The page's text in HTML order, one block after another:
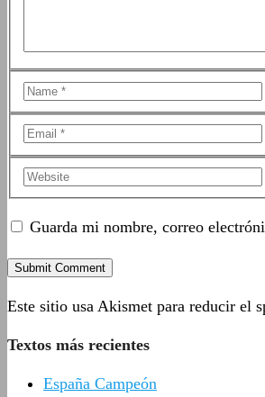
Guarda mi nombre, correo
Este sitio usa Akismet para reducir el
Textos más recientes
España Campeón